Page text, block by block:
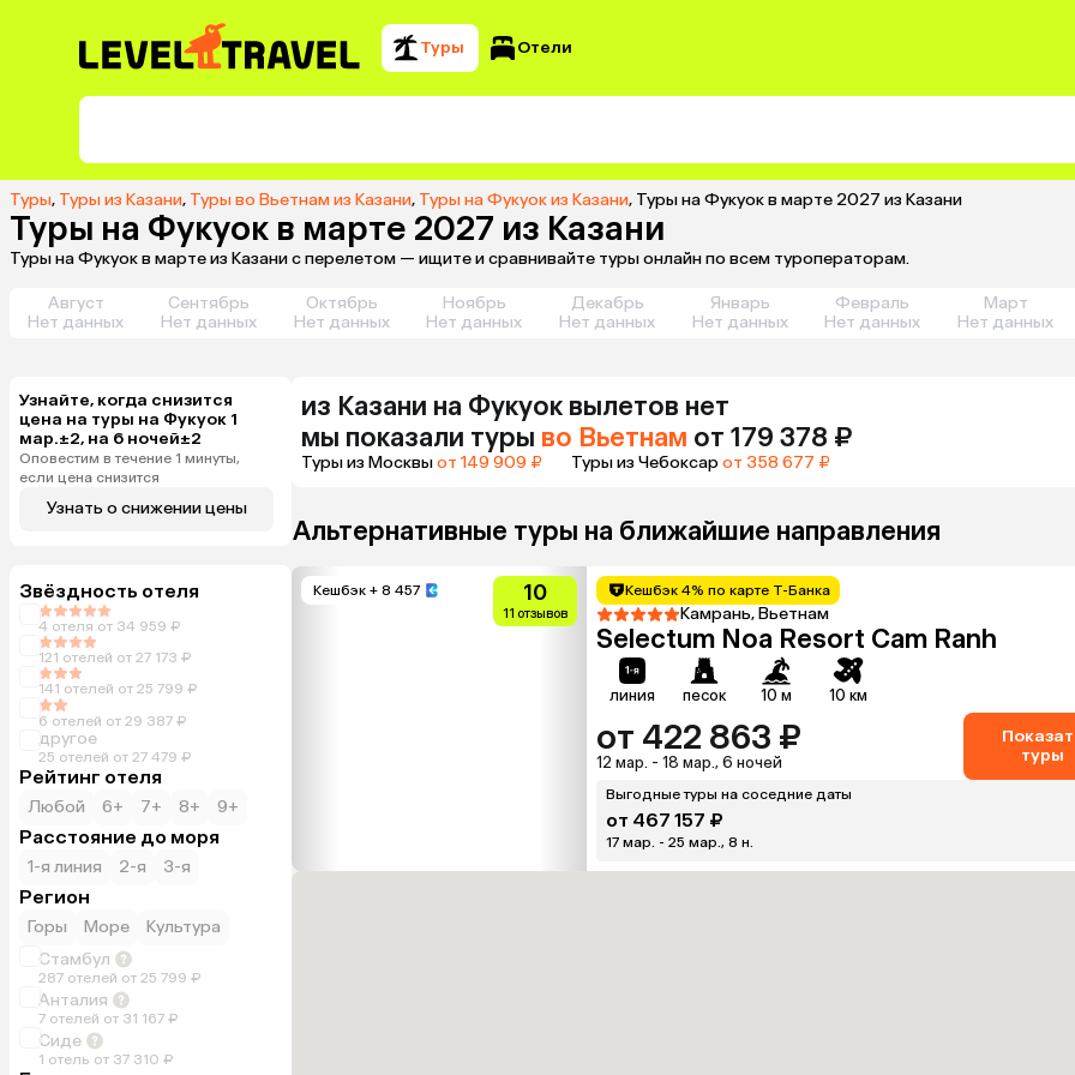
Туры Отели
Туры, Туры из Казани, Туры во Вьетнам из Казани, Туры на Фукуок из Казани, Туры на Фукуок в марте 2027 из Казани
Туры на Фукуок в марте 2027 из Казани
Туры на Фукуок в марте из Казани с перелетом — ищите и сравнивайте туры онлайн по всем туроператорам.
Август
Нет данных
Сентябрь
Нет данных
Октябрь
Нет данных
Ноябрь
Нет данных
Декабрь
Нет данных
Январь
Нет данных
Февраль
Нет данных
Март
Нет данных
Узнайте, когда снизится
цена на туры на Фукуок 1
мар.±2, на 6 ночей±2
Оповестим в течение 1 минуты,
если цена снизится
Узнать о снижении цены
Звёздность отеля
4 отеля от 34 959 ₽
121 отелей от 27 173 ₽
141 отелей от 25 799 ₽
6 отелей от 29 387 ₽
другое
25 отелей от 27 479 ₽
Рейтинг отеля
Любой 6+ 7+ 8+ 9+
Расстояние до моря
1-я линия 2-я 3-я
Регион
Горы Море
Культура
Стамбул
287 отелей от 25 799 ₽
Анталия
7 отелей от 31 167 ₽
Сиде
1 отель от 37 310 ₽
из Казани на Фукуок вылетов нет
мы показали туры во Вьетнам от 179 378 ₽
Туры из Москвыот 149 909 ₽ Туры из Чебоксар от 358 677 ₽
Альтернативные туры на ближайшие направления
Кешбэк + 8 457 10
11 отзывов
Кешбэк 4% по карте Т-Банка
Камрань, Вьетнам
Selectum Noa Resort Cam Ranh
линия песок 10 м 10 км
от 422 863 ₽
12 мар. - 18 мар., 6 ночей
туры
Выгодные туры на соседние даты
от 467 157 ₽
17 мар. - 25 мар., 8 н.